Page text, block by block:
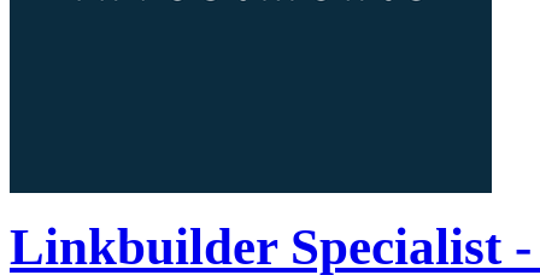
Linkbuilder Specialist